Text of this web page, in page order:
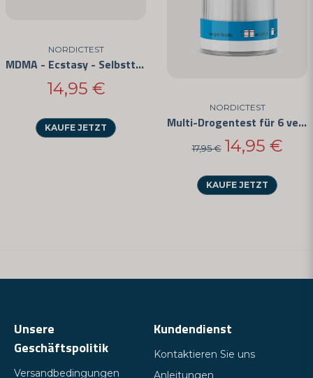
NORDICTEST
MDMA - Ecstasy - Selbsttest im 5er-Pack
14,95 €
KAUFE JETZT
NORDICTEST
Multi-Drogentest für 6 verschiedene Substanzen
17,95 € 14,95 €
KAUFE JETZT
Unsere
Geschäftspolitik
Versandbedingungen
Kundendienst
Kontaktieren Sie uns
Anleitungen